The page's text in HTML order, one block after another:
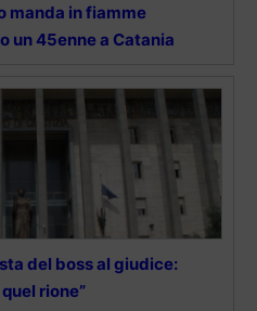
manda in fiamme
un 45enne a Catania
del boss al giudice:
rione”